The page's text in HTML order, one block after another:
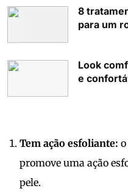
8
para um
Look
e
Tem ação esfoliante:
promove uma ação
pele.